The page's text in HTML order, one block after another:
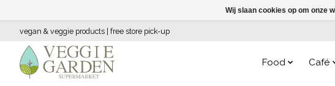
vegan & veggie products | free store pick-up
Food Café
Wij slaan cookies op om onze